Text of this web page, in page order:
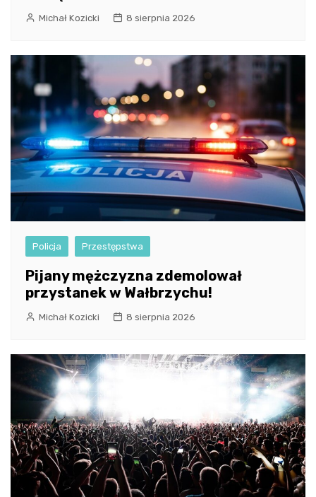
Michał Kozicki 8 sierpnia 2026
Policja Przestępstwa
Pijany mężczyzna zdemolował
przystanek w Wałbrzychu!
Michał Kozicki 8 sierpnia 2026